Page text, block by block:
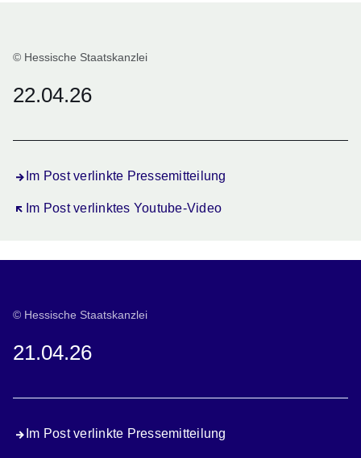
© Hessische Staatskanzlei
22.04.26
Im Post verlinkte Pressemitteilung
Im Post verlinktes Youtube-Video
Öffnet sich in einem neuen Fenster
© Hessische Staatskanzlei
21.04.26
Im Post verlinkte Pressemitteilung